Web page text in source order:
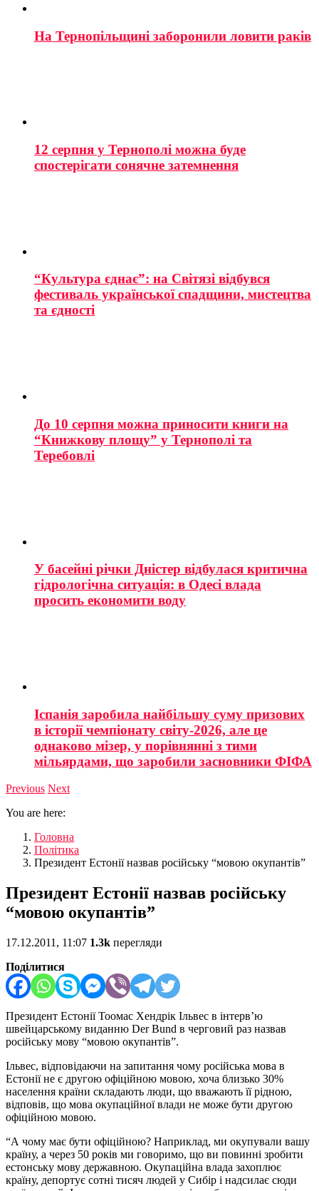
На Тернопільщині заборонили ловити раків
12 серпня у Тернополі можна буде
спостерігати сонячне затемнення
“Культура єднає”: на Світязі відбувся
фестиваль української спадщини, мистецтва
та єдності
До 10 серпня можна приносити книги на
“Книжкову площу” у Тернополі та
Теребовлі
У басейні річки Дністер відбулася критична
гідрологічна ситуація: в Одесі влада
просить економити воду
Іспанія заробила найбільшу суму призових
в історії чемпіонату світу-2026, але це
однаково мізер, у порівнянні з тими
мільярдами, що заробили засновники ФІФА
Previous Next
You are here:
Головна
Політика
Президент Естонії назвав російську “мовою окупантів”
Президент Естонії назвав російську
“мовою окупантів”
17.12.2011, 11:07 1.3k перегляди
Поділитися
Президент Естонії Тоомас Хендрік Ільвес в інтерв’ю
швейцарському виданню Der Bund в черговий раз назвав
російську мову “мовою окупантів”.
Ільвес, відповідаючи на запитання чому російська мова в
Естонії не є другою офіційною мовою, хоча близько 30%
населення країни складають люди, що вважають її рідною,
відповів, що мова окупаційної влади не може бути другою
офіційною мовою.
“А чому має бути офіційною? Наприклад, ми окупували вашу
країну, а через 50 років ми говоримо, що ви повинні зробити
естонську мову державною. Окупаційна влада захоплює
країну, депортує сотні тисяч людей у Сибір і надсилає сюди